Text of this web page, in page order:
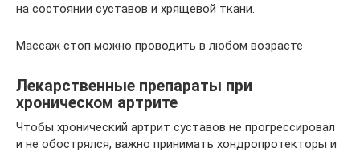
на состоянии суставов и хрящевой ткани.
Массаж стоп можно проводить в любом возрасте
Лекарственные препараты при
хроническом артрите
Чтобы хронический артрит суставов не прогрессировал
и не обострялся, важно принимать хондропротекторы и